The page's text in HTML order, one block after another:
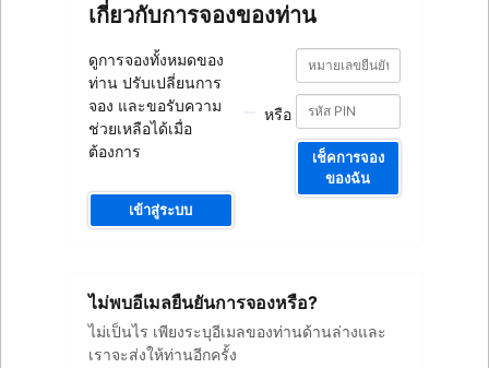
เกี่ยวกับการจองของท่าน
ดูการจองทั้งหมดของ
ท่าน ปรับเปลี่ยนการ
จอง และขอรับความ
ช่วยเหลือได้เมื่อ
ต้องการ
เข้าสู่ระบบ
หรือ
หมายเลข
ยืนยัน
การ
จอง
หมายเลข
ยืนยัน
การ
จอง
เช็คการจอง
ของฉัน
ไม่พบอีเมลยืนยันการจองหรือ?
ไม่เป็นไร เพียงระบุอีเมลของท่านด้านล่างและ
เราจะส่งให้ท่านอีกครั้ง
อีเมล